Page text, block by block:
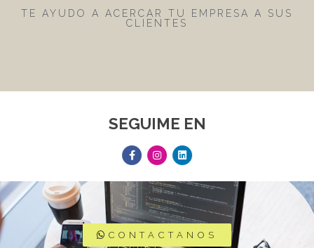
TE AYUDO A ACERCAR TU EMPRESA A SUS
CLIENTES
SEGUIME EN
CONTACTANOS